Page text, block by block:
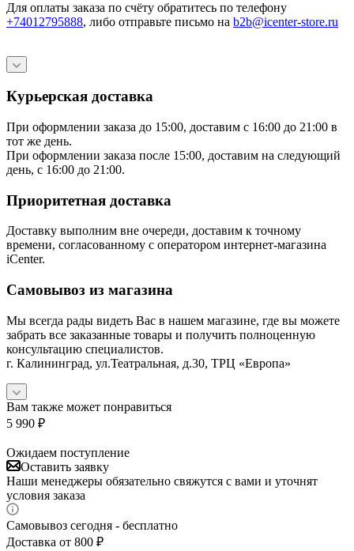
Для оплаты заказа по счёту обратитесь по телефону
+74012795888, либо отправьте письмо на b2b@icenter-store.ru
Курьерская доставка
При оформлении заказа до 15:00, доставим с 16:00 до 21:00 в
тот же день.
При оформлении заказа после 15:00, доставим на следующий
день, с 16:00 до 21:00.
Приоритетная доставка
Доставку выполним вне очереди, доставим к точному
времени, согласованному с оператором интернет-магазина
iCenter.
Самовывоз из магазина
Мы всегда рады видеть Вас в нашем магазине, где вы можете
забрать все заказанные товары и получить полноценную
консультацию специалистов.
г. Калининград, ул.Театральная, д.30, ТРЦ «Европа»
Вам также может понравиться
5 990 ₽
Ожидаем поступление
Оставить заявку
Наши менеджеры обязательно свяжутся с вами и уточнят
условия заказа
Самовывоз сегодня - бесплатно
Доставка от 800 ₽